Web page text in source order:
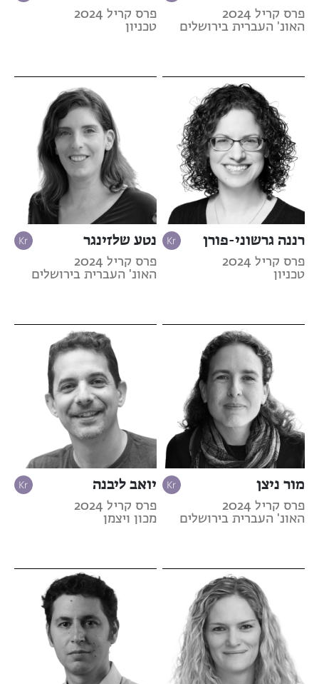
פרס קריל 2024
האונ' העברית בירושלים
פרס קריל 2024
טכניון
רננה גרשוני-פורן
פרס קריל 2024
טכניון
נטע שלזינגר
פרס קריל 2024
האונ' העברית בירושלים
מור ניצן
פרס קריל 2024
האונ' העברית בירושלים
יואב ליבנה
פרס קריל 2024
מכון ויצמן